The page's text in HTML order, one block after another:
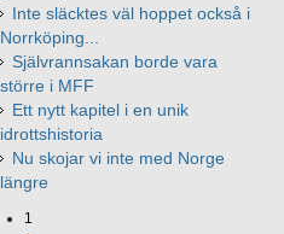
Inte släcktes väl hoppet också i
Norrköping...
Självrannsakan borde vara
större i MFF
Ett nytt kapitel i en unik
idrottshistoria
Nu skojar vi inte med Norge
längre
1